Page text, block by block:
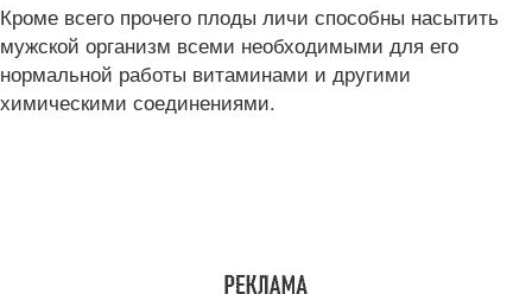
Кроме всего прочего плоды личи способны насытить
мужской организм всеми необходимыми для его
нормальной работы витаминами и другими
химическими соединениями.